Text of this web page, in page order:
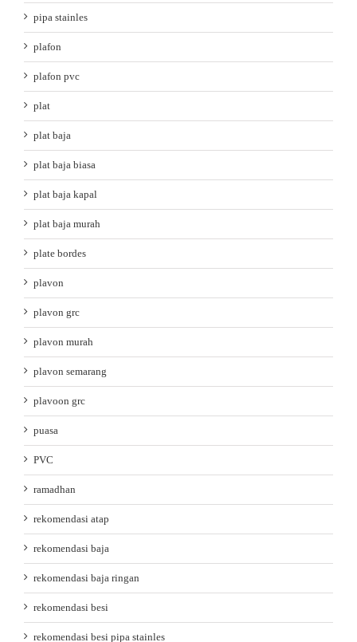
pipa stainles
plafon
plafon pvc
plat
plat baja
plat baja biasa
plat baja kapal
plat baja murah
plate bordes
plavon
plavon grc
plavon murah
plavon semarang
plavoon grc
puasa
PVC
ramadhan
rekomendasi atap
rekomendasi baja
rekomendasi baja ringan
rekomendasi besi
rekomendasi besi pipa stainles